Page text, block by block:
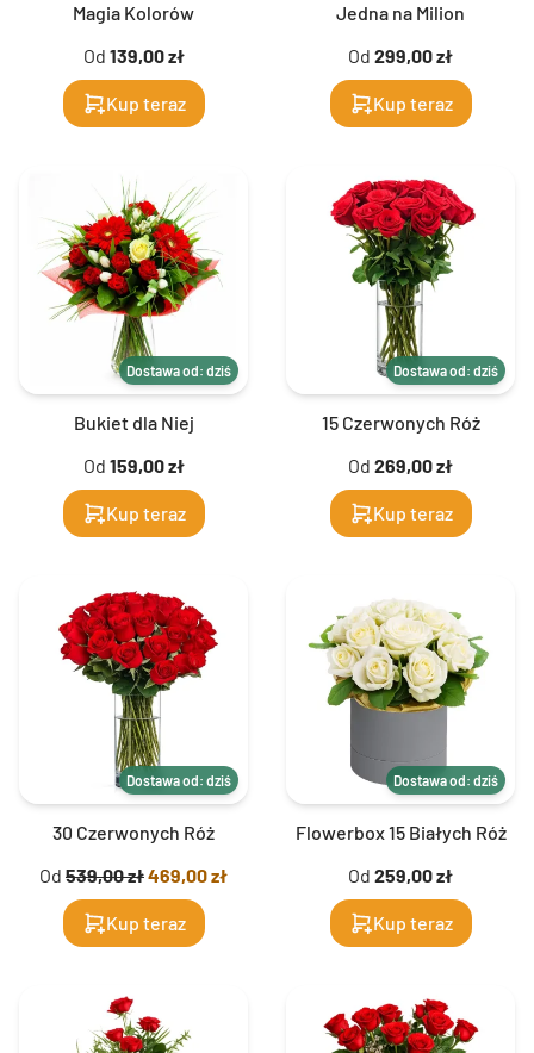
Magia Kolorów
Od 139,00 zł
Kup teraz
Jedna na Milion
Od 299,00 zł
Kup teraz
Dostawa od: dziś
Bukiet dla Niej
Od 159,00 zł
Kup teraz
Dostawa od: dziś
15 Czerwonych Róż
Od 269,00 zł
Kup teraz
Dostawa od: dziś
30 Czerwonych Róż
Od 539,00 zł469,00 zł
Kup teraz
Dostawa od: dziś
Flowerbox 15 Białych Róż
Od 259,00 zł
Kup teraz